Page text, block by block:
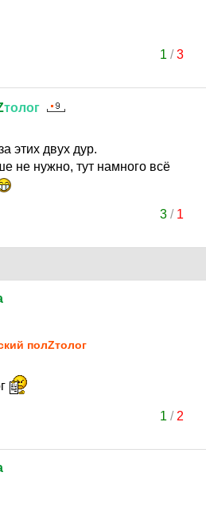
1 /3
толог
этих двух дур.
не нужно, тут намного всё
3/ 1
полZтолог
1 / 2